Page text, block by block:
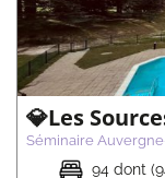
💎Les
Séminaire
94 dont
Séminaire